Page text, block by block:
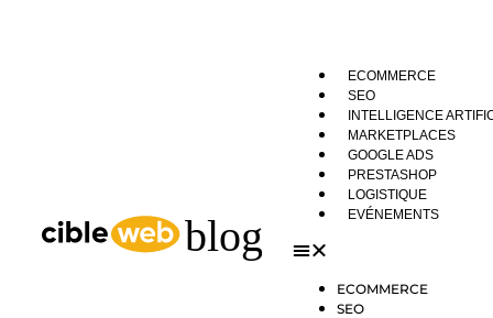
ECOMMERCE
SEO
INTELLIGENCE
MARKETPLACES
GOOGLE ADS
PRESTASHOP
LOGISTIQUE
EVÉNEMENTS
ECOMMERCE
SEO